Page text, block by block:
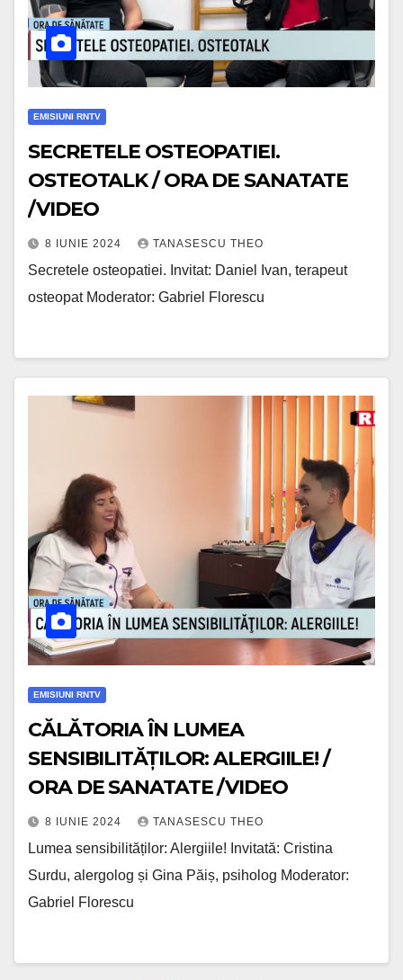
EMISIUNI RNTV
SECRETELE OSTEOPATIEI.
OSTEOTALK / ORA DE SANATATE
/VIDEO
8 IUNIE 2024 TANASESCU THEO
Secretele osteopatiei. Invitat: Daniel Ivan, terapeut
osteopat Moderator: Gabriel Florescu
EMISIUNI RNTV
CĂLĂTORIA ÎN LUMEA
SENSIBILITĂȚILOR: ALERGIILE! /
ORA DE SANATATE /VIDEO
8 IUNIE 2024 TANASESCU THEO
Lumea sensibilităților: Alergiile! Invitată: Cristina
Surdu, alergolog și Gina Păiș, psiholog Moderator:
Gabriel Florescu